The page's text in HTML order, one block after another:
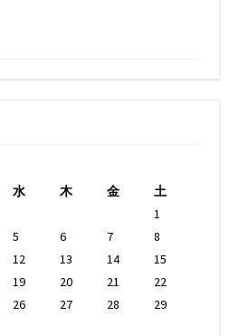
水 木 金
土
1
5 6 7
8
12 13 14
15
19 20 21
22
26 27 28
29